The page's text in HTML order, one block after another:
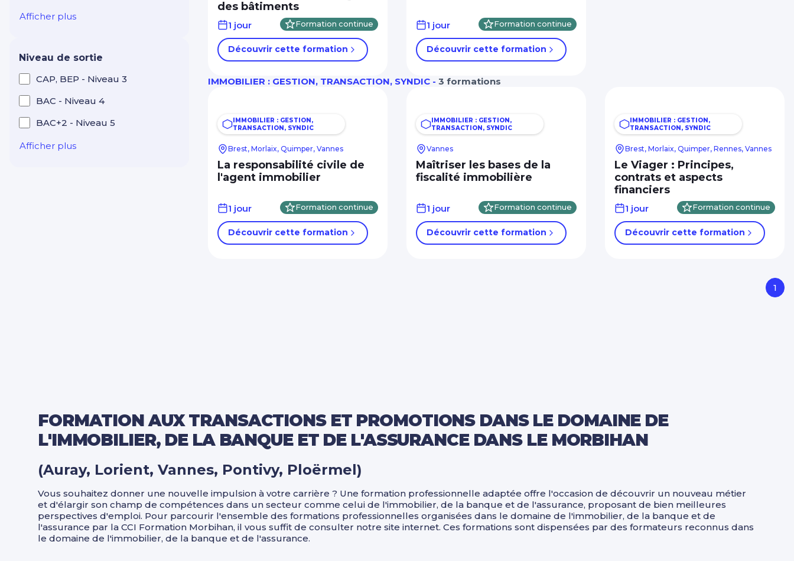
télécom
Ressources humaines
RSE
Santé Médico-social
Afficher plus
Niveau de sortie
CAP, BEP - Niveau 3
BAC - Niveau 4
BAC+2 - Niveau 5
Afficher plus
des bâtiments
1 jour Formation continue
Découvrir cette formation
1 jour Formation continue
Découvrir cette formation
IMMOBILIER : GESTION, TRANSACTION, SYNDIC - 3 formations
IMMOBILIER : GESTION,
TRANSACTION, SYNDIC
Brest, Morlaix, Quimper, Vannes
La responsabilité civile de
l'agent immobilier
1 jour Formation continue
Découvrir cette formation
IMMOBILIER : GESTION,
TRANSACTION, SYNDIC
Vannes
Maîtriser les bases de la
fiscalité immobilière
1 jour Formation continue
Découvrir cette formation
IMMOBILIER : GESTION,
TRANSACTION, SYNDIC
Brest, Morlaix, Quimper, Rennes, Vannes
Le Viager : Principes,
contrats et aspects
financiers
1 jour Formation continue
Découvrir cette formation
1
FORMATION AUX TRANSACTIONS ET PROMOTIONS DANS LE DOMAINE DE
L'IMMOBILIER, DE LA BANQUE ET DE L'ASSURANCE DANS LE MORBIHAN
(Auray, Lorient, Vannes, Pontivy, Ploërmel)
Vous souhaitez donner une nouvelle impulsion à votre carrière ? Une formation professionnelle adaptée offre l'occasion de découvrir un nouveau métier
et d'élargir son champ de compétences dans un secteur comme celui de l'immobilier, de la banque et de l'assurance, proposant de bien meilleures
perspectives d'emploi. Pour parcourir l'ensemble des formations professionnelles organisées dans le domaine de l'immobilier, de la banque et de
l'assurance par la CCI Formation Morbihan, il vous suffit de consulter notre site internet. Ces formations sont dispensées par des formateurs reconnus dans
le domaine de l'immobilier, de la banque et de l'assurance.